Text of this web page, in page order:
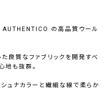
AUTHENTICO の高品質ウール
良質なファブリックを開発すべ
地も抜群。
ュナカラーと繊細な線で柔らか